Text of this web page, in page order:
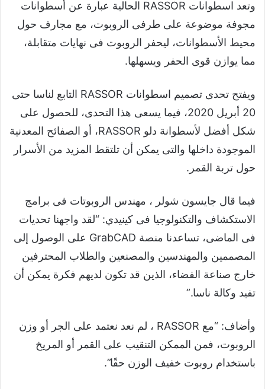
وتعد اسطوانات RASSOR الحالية عبارة عن أسطوانات
مجوفة موضوعة على طرفى الروبوت، مع مجارف حول
محيط الأسطوانات، ليحفر الروبوت فى نهايات متقابلة،
مما يوازن قوى الحفر ويسهلها.
ويفتح تحدى تصميم اسطوانات RASSOR التابع لناسا حتى
20 أبريل 2020، فيما يسعى هذا التحدى، للحصول على
شكل أفضل لأسطوانة دلو RASSOR، أو الصفائح المعدنية
الموجودة داخلها والتى يمكن أن تلتقط المزيد من الأسرار
حول تربة القمر.
فيما قال جايسون شولر ، مهندس الروبوتات فى برامج
الاستكشاف والتكنولوجيا فى كينيدي: “لقد واجهنا تحديات
فى الماضى، تساعدنا منصة GrabCAD على الوصول إلى
المصممين والمهندسين والمصنعين والطلاب المحترفين
خارج صناعة الفضاء، الذين قد تكون لديهم فكرة يمكن أن
تفيد وكالة ناسا.”
وأضاف: “مع RASSOR ، لم نعد نعتمد على الجر أو وزن
الروبوت، فمن الممكن التنقيب على القمر أو المريخ
باستخدام روبوت خفيف الوزن حقًا”.